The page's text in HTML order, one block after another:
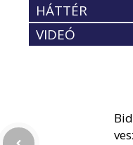
HÁTTÉR
VIDEÓ